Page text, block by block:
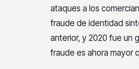
ataques a los
fraude de identidad
anterior, y 2020 fue un
fraude es ahora mayor